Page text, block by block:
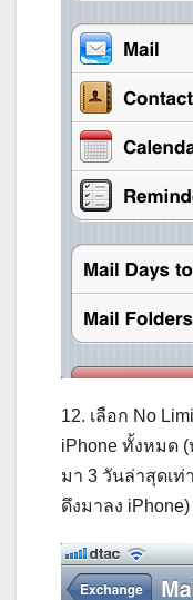
12. เลือก No
iPhone ทั้งหมด (
มา 3 วันล่าสุดเท่
ดึงมาลง iPhone)